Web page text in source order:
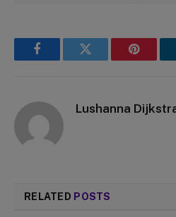
FacebookTwitter
Lushanna
RELATED POSTS